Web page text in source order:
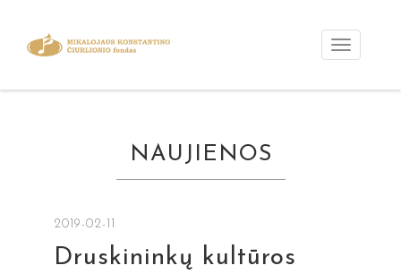
NAUJIENOS
2019-02-11
Druskininkų kultūros